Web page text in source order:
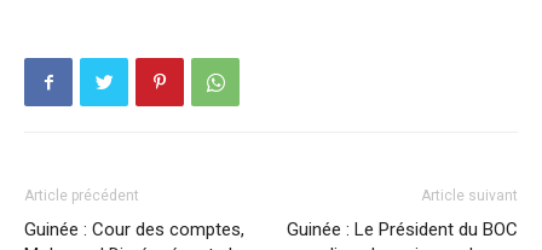
Article précédent
Guinée : Cour des comptes,
Article suivant
Guinée : Le Président du BOC